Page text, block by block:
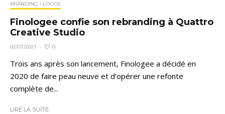
BRANDING / LOGOS
Finologee confie son rebranding à Quattro
Creative Studio
02/07/2021 · 0
Trois ans après son lancement, Finologee a décidé en
2020 de faire peau neuve et d’opérer une refonte
complète de...
LIRE LA SUITE